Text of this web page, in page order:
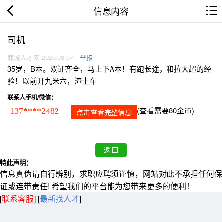
信息内容
司机
郓城人才网 2026.08.07 举报
35岁，B本。双证齐全，马上下A本！有跑长途，和拉大超的经
验！以前开九米六，渣土车
联系人手机/微信：
137****2482 点击查看完整信息 (查看需要80金币)
特此声明：
信息真伪请自行辨别，求职应聘须谨慎，网站对此不承担任何保
证或连带责任! 希望我们的平台能为您带来更多的便利！
[联系客服] [最新找人才]